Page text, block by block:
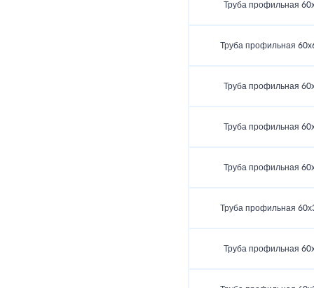
Труба профильная
Труба профильная
Труба профильная
Труба профильная
Труба профильная
Труба профильная
Труба профильная